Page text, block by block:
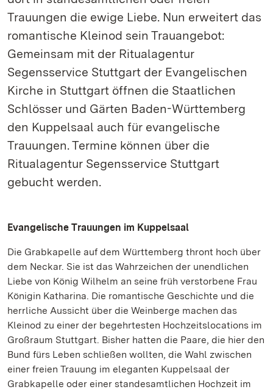
Trauungen die ewige Liebe. Nun erweitert das
romantische Kleinod sein Trauangebot:
Gemeinsam mit der Ritualagentur
Segensservice Stuttgart der Evangelischen
Kirche in Stuttgart öffnen die Staatlichen
Schlösser und Gärten Baden-Württemberg
den Kuppelsaal auch für evangelische
Trauungen. Termine können über die
Ritualagentur Segensservice Stuttgart
gebucht werden.
Evangelische Trauungen im Kuppelsaal
Die Grabkapelle auf dem Württemberg thront hoch über
dem Neckar. Sie ist das Wahrzeichen der unendlichen
Liebe von König Wilhelm an seine früh verstorbene Frau
Königin Katharina. Die romantische Geschichte und die
herrliche Aussicht über die Weinberge machen das
Kleinod zu einer der begehrtesten Hochzeitslocations im
Großraum Stuttgart. Bisher hatten die Paare, die hier den
Bund fürs Leben schließen wollten, die Wahl zwischen
einer freien Trauung im eleganten Kuppelsaal der
Grabkapelle oder einer standesamtlichen Hochzeit im